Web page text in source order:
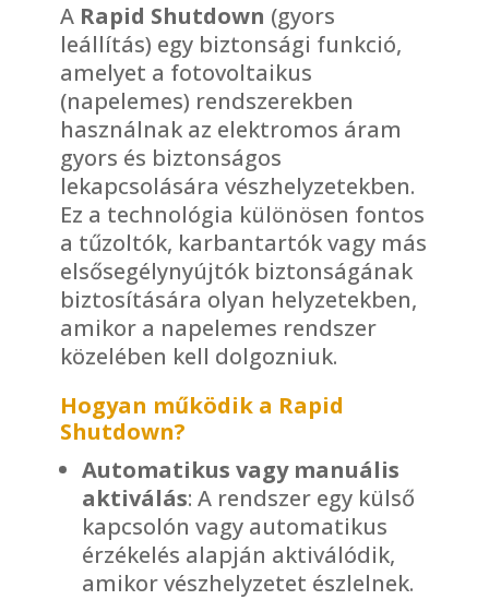
A Rapid Shutdown (gyors
leállítás) egy biztonsági funkció,
amelyet a fotovoltaikus
(napelemes) rendszerekben
használnak az elektromos áram
gyors és biztonságos
lekapcsolására vészhelyzetekben.
Ez a technológia különösen fontos
a tűzoltók, karbantartók vagy más
elsősegélynyújtók biztonságának
biztosítására olyan helyzetekben,
amikor a napelemes rendszer
közelében kell dolgozniuk.
Hogyan működik a Rapid
Shutdown?
Automatikus vagy manuális
aktiválás: A rendszer egy külső
kapcsolón vagy automatikus
érzékelés alapján aktiválódik,
amikor vészhelyzetet észlelnek.